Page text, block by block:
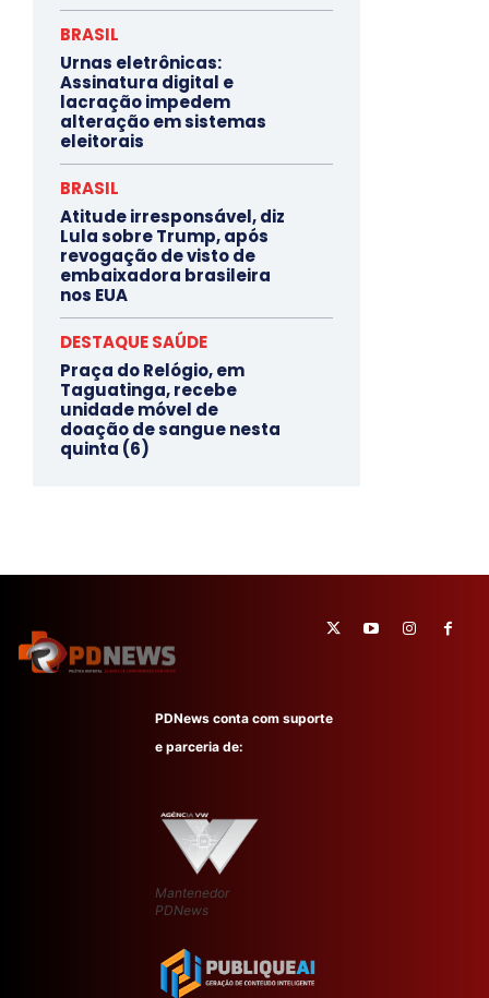
BRASIL
Urnas eletrônicas:
Assinatura digital e
lacração impedem
alteração em sistemas
eleitorais
BRASIL
Atitude irresponsável, diz
Lula sobre Trump, após
revogação de visto de
embaixadora brasileira
nos EUA
DESTAQUE SAÚDE
Praça do Relógio, em
Taguatinga, recebe
unidade móvel de
doação de sangue nesta
quinta (6)
PDNews conta com suporte
e parceria de:
Mantenedor
PDNews